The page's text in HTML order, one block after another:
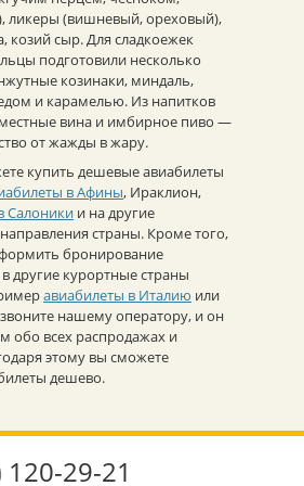
ликеры (вишневый, ореховый),
козий сыр. Для сладкоежек
подготовили несколько
козинаки, миндаль,
и карамелью. Из напитков
вина и имбирное пиво —
от жажды в жару.
купить дешевые авиабилеты
в Афины, Ираклион,
Салоники и на другие
страны. Кроме того,
бронирование
другие курортные страны
авиабилеты в Италию или
нашему оператору, и он
обо всех распродажах и
этому вы сможете
дешево.
120-29-21